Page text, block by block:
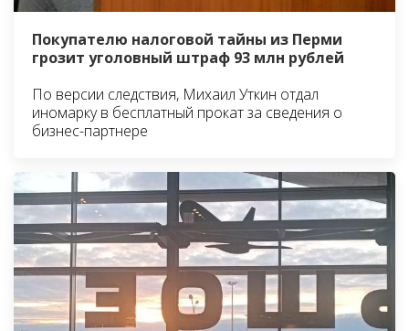
Покупателю налоговой тайны из Перми
грозит уголовный штраф 93 млн рублей
По версии следствия, Михаил Уткин отдал
иномарку в бесплатный прокат за сведения о
бизнес-партнере